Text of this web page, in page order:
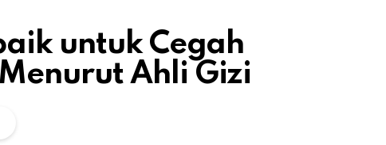
untuk Cegah
Ahli Gizi